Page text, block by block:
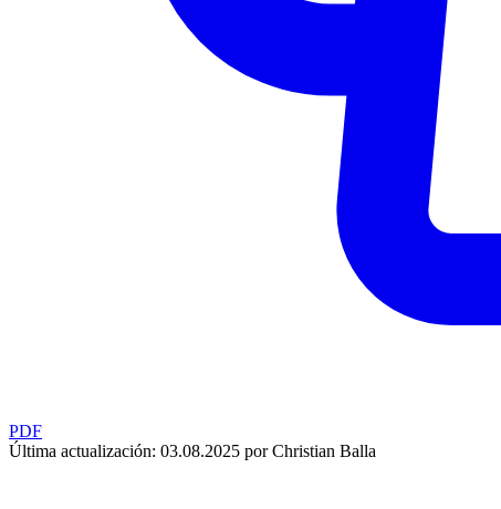
PDF
Última actualización: 03.08.2025 por Christian Balla